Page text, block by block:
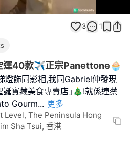
Loaded
100.00%
3 1
運40款✈️正宗Panettone🧁
燈飾同影相,我同Gabriel仲發現
誕寶藏美食專賣店｣🎄!就係連蔡
Gourm... 更多
Level, The Peninsula Hong
Sha Tsui, 香港